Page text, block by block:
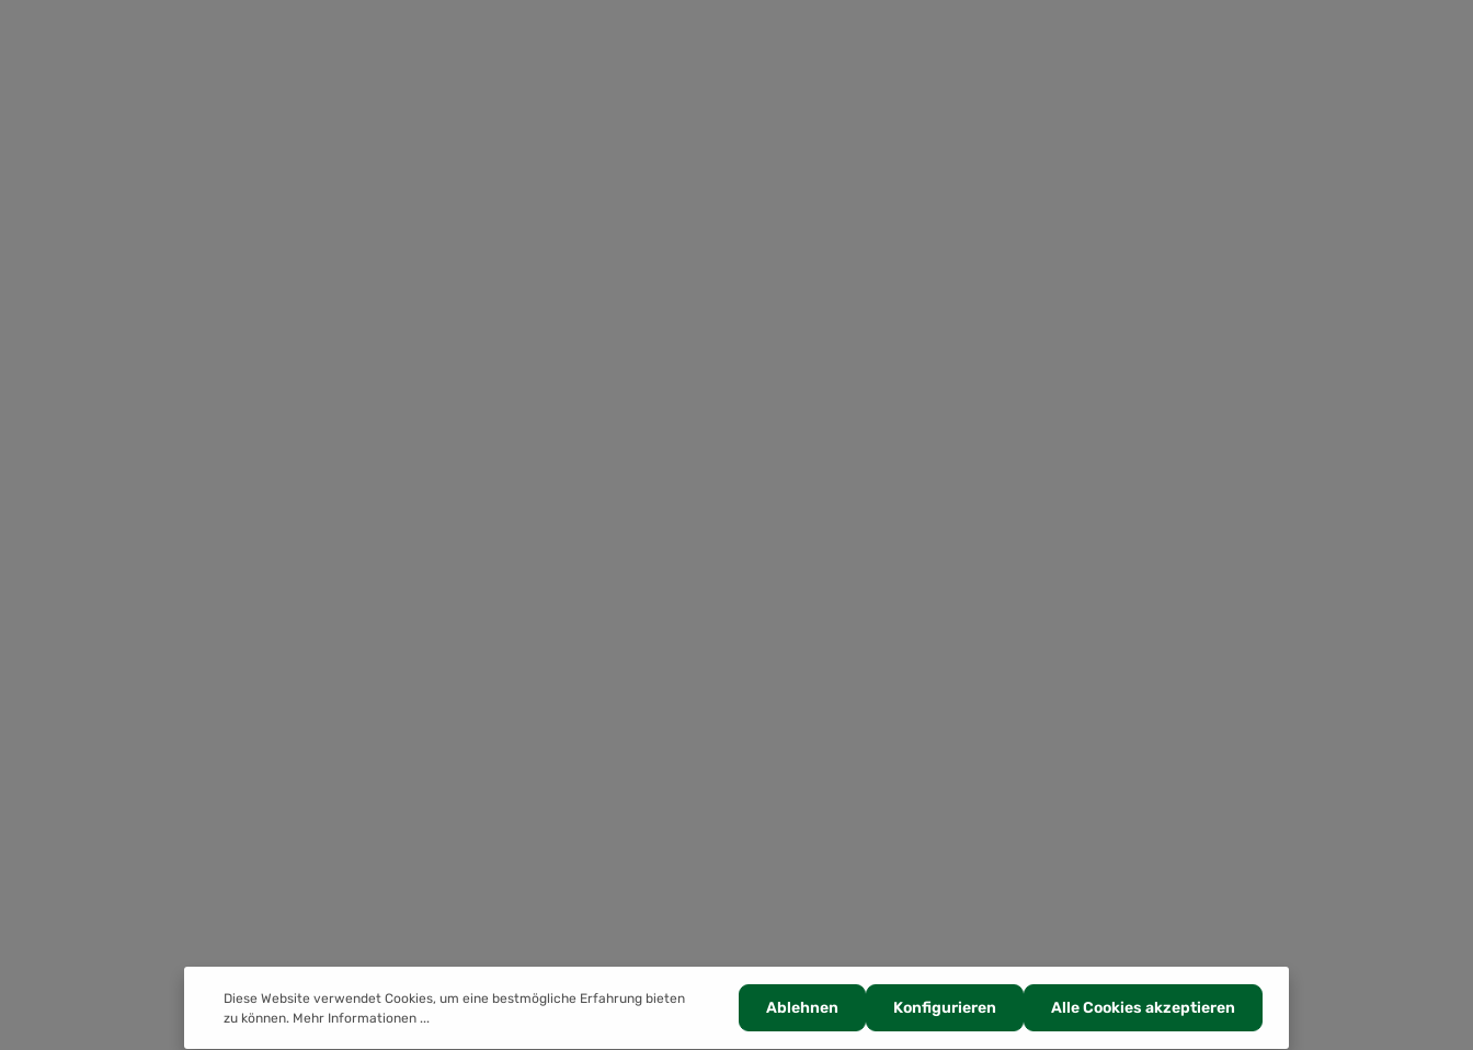
Diese Website verwendet Cookies, um eine bestmögliche Erfahrung bieten
zu können. Mehr Informationen ...
Ablehnen Konfigurieren Alle Cookies akzeptieren